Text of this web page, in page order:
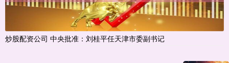
炒股配资公司 中央批准：刘桂平任天津市委副书记